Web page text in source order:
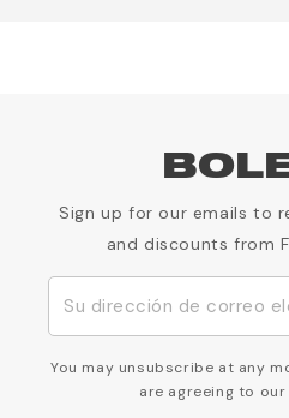
Sign up for our emails to
You may unsubscribe at any
are agreeing to our